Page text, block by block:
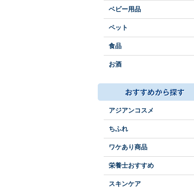
ベビー用品
ペット
食品
お酒
アジアンコスメ
ちふれ
ワケあり商品
栄養士おすすめ
スキンケア